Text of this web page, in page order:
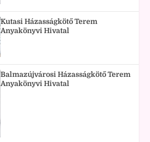
Kutasi Házasságkötő Terem
Anyakönyvi Hivatal
Balmazújvárosi Házasságkötő Terem
Anyakönyvi Hivatal